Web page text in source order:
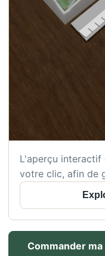
L'aperçu interactif
votre clic, afin de
Commander